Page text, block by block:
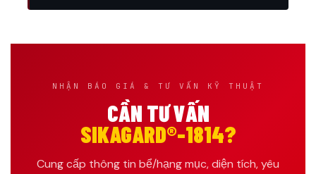
NHẬN BÁO GIÁ & TƯ VẤN KỸ THUẬT
CẦN TƯ VẤN
SIKAGARD®-1814?
Cung cấp thông tin bể/hạng mục, diện tích, yêu